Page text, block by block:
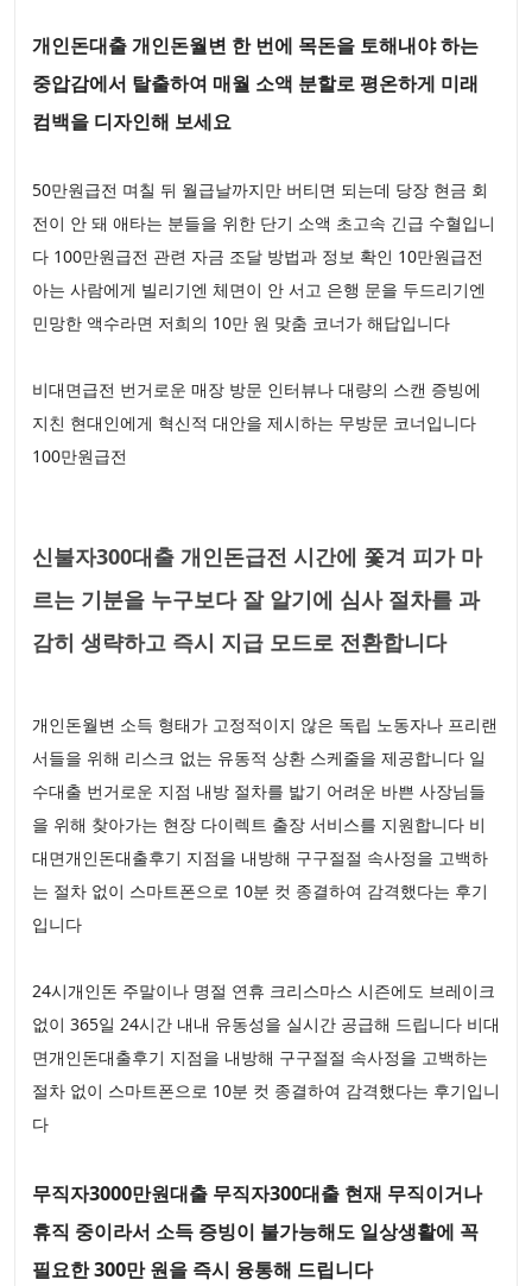
개인돈대출 개인돈월변 한 번에 목돈을 토해내야 하는
중압감에서 탈출하여 매월 소액 분할로 평온하게 미래
컴백을 디자인해 보세요
50만원급전 며칠 뒤 월급날까지만 버티면 되는데 당장 현금 회
전이 안 돼 애타는 분들을 위한 단기 소액 초고속 긴급 수혈입니
다 100만원급전 관련 자금 조달 방법과 정보 확인 10만원급전
아는 사람에게 빌리기엔 체면이 안 서고 은행 문을 두드리기엔
민망한 액수라면 저희의 10만 원 맞춤 코너가 해답입니다
비대면급전 번거로운 매장 방문 인터뷰나 대량의 스캔 증빙에
지친 현대인에게 혁신적 대안을 제시하는 무방문 코너입니다
100만원급전
신불자300대출 개인돈급전 시간에 쫓겨 피가 마
르는 기분을 누구보다 잘 알기에 심사 절차를 과
감히 생략하고 즉시 지급 모드로 전환합니다
개인돈월변 소득 형태가 고정적이지 않은 독립 노동자나 프리랜
서들을 위해 리스크 없는 유동적 상환 스케줄을 제공합니다 일
수대출 번거로운 지점 내방 절차를 밟기 어려운 바쁜 사장님들
을 위해 찾아가는 현장 다이렉트 출장 서비스를 지원합니다 비
대면개인돈대출후기 지점을 내방해 구구절절 속사정을 고백하
는 절차 없이 스마트폰으로 10분 컷 종결하여 감격했다는 후기
입니다
24시개인돈 주말이나 명절 연휴 크리스마스 시즌에도 브레이크
없이 365일 24시간 내내 유동성을 실시간 공급해 드립니다 비대
면개인돈대출후기 지점을 내방해 구구절절 속사정을 고백하는
절차 없이 스마트폰으로 10분 컷 종결하여 감격했다는 후기입니
다
무직자3000만원대출 무직자300대출 현재 무직이거나
휴직 중이라서 소득 증빙이 불가능해도 일상생활에 꼭
필요한 300만 원을 즉시 융통해 드립니다